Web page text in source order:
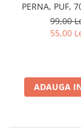
PERNA, PUF,
99,00
55,00
ADAUGA